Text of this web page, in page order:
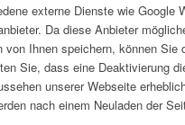
externe Dienste wie Google
Da diese Anbieter
von Ihnen speichern, können Sie
Sie, dass eine Deaktivierung
unserer Webseite
nach einem Neuladen der